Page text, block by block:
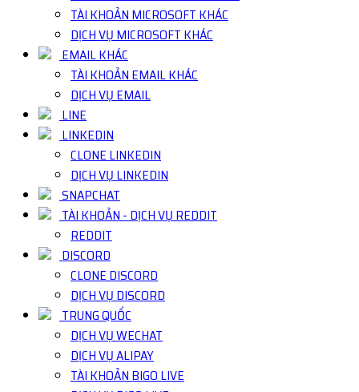
TÀI KHOẢN MICROSOFT KHÁC
DỊCH VỤ MICROSOFT KHÁC
EMAIL KHÁC
TÀI KHOẢN EMAIL KHÁC
DỊCH VỤ EMAIL
LINE
LINKEDIN
CLONE LINKEDIN
DỊCH VỤ LINKEDIN
SNAPCHAT
TÀI KHOẢN - DỊCH VỤ REDDIT
REDDIT
DISCORD
CLONE DISCORD
DỊCH VỤ DISCORD
TRUNG QUỐC
DỊCH VỤ WECHAT
DỊCH VỤ ALIPAY
TÀI KHOẢN BIGO LIVE